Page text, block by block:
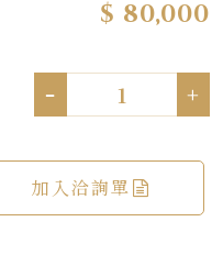
$ 80,000
- +
加入洽詢單